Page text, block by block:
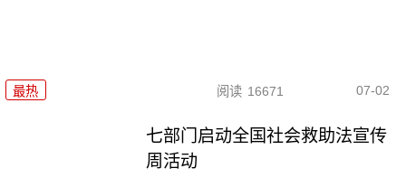
最热 阅读 16671 07-02
七部门启动全国社会救助法宣传
周活动